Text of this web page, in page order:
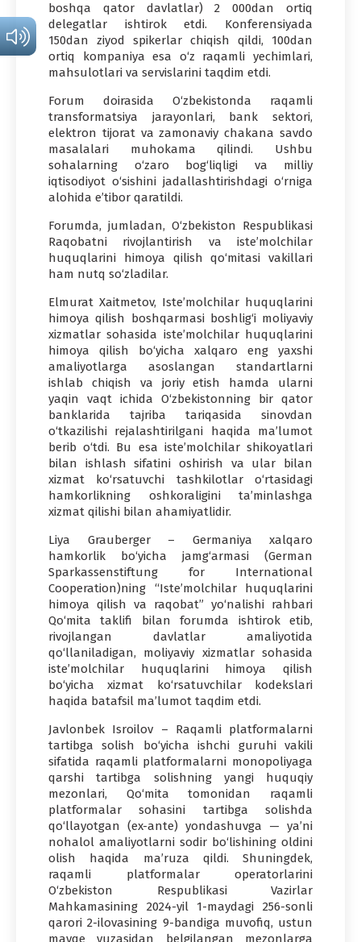
boshqa qator davlatlar) 2 000dan ortiq
delegatlar ishtirok etdi. Konferensiyada
150dan ziyod spikerlar chiqish qildi, 100dan
ortiq kompaniya esa o‘z raqamli yechimlari,
mahsulotlari va servislarini taqdim etdi.
Forum doirasida O‘zbekistonda raqamli
transformatsiya jarayonlari, bank sektori,
elektron tijorat va zamonaviy chakana savdo
masalalari muhokama qilindi. Ushbu
sohalarning o‘zaro bog‘liqligi va milliy
iqtisodiyot o‘sishini jadallashtirishdagi o‘rniga
alohida e’tibor qaratildi.
Forumda, jumladan, O‘zbekiston Respublikasi
Raqobatni rivojlantirish va iste’molchilar
huquqlarini himoya qilish qo‘mitasi vakillari
ham nutq so‘zladilar.
Elmurat Xaitmetov, Iste’molchilar huquqlarini
himoya qilish boshqarmasi boshlig‘i moliyaviy
xizmatlar sohasida iste’molchilar huquqlarini
himoya qilish bo‘yicha xalqaro eng yaxshi
amaliyotlarga asoslangan standartlarni
ishlab chiqish va joriy etish hamda ularni
yaqin vaqt ichida O‘zbekistonning bir qator
banklarida tajriba tariqasida sinovdan
o‘tkazilishi rejalashtirilgani haqida ma’lumot
berib o‘tdi. Bu esa iste’molchilar shikoyatlari
bilan ishlash sifatini oshirish va ular bilan
xizmat ko‘rsatuvchi tashkilotlar o‘rtasidagi
hamkorlikning oshkoraligini ta’minlashga
xizmat qilishi bilan ahamiyatlidir.
Liya Grauberger – Germaniya xalqaro
hamkorlik bo‘yicha jamg‘armasi (German
Sparkassenstiftung for International
Cooperation)ning “Iste’molchilar huquqlarini
himoya qilish va raqobat” yo‘nalishi rahbari
Qo‘mita taklifi bilan forumda ishtirok etib,
rivojlangan davlatlar amaliyotida
qo‘llaniladigan, moliyaviy xizmatlar sohasida
iste’molchilar huquqlarini himoya qilish
bo‘yicha xizmat ko‘rsatuvchilar kodekslari
haqida batafsil ma’lumot taqdim etdi.
Javlonbek Isroilov – Raqamli platformalarni
tartibga solish bo‘yicha ishchi guruhi vakili
sifatida raqamli platformalarni monopoliyaga
qarshi tartibga solishning yangi huquqiy
mezonlari, Qo‘mita tomonidan raqamli
platformalar sohasini tartibga solishda
qo‘llayotgan (ex-ante) yondashuvga — ya’ni
nohalol amaliyotlarni sodir bo‘lishining oldini
olish haqida ma’ruza qildi. Shuningdek,
raqamli platformalar operatorlarini
O‘zbekiston Respublikasi Vazirlar
Mahkamasining 2024-yil 1-maydagi 256-sonli
qarori 2-ilovasining 9-bandiga muvofiq, ustun
mavqe yuzasidan belgilangan mezonlarga